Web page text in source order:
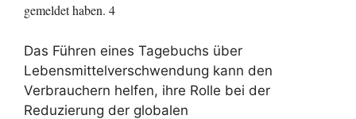
gemeldet haben. 4
Das Führen eines Tagebuchs über
Lebensmittelverschwendung kann den
Verbrauchern helfen, ihre Rolle bei der
Reduzierung der globalen